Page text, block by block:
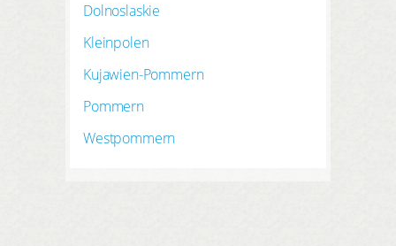
Dolnoslaskie
Kleinpolen
Kujawien-Pommern
Pommern
Westpommern